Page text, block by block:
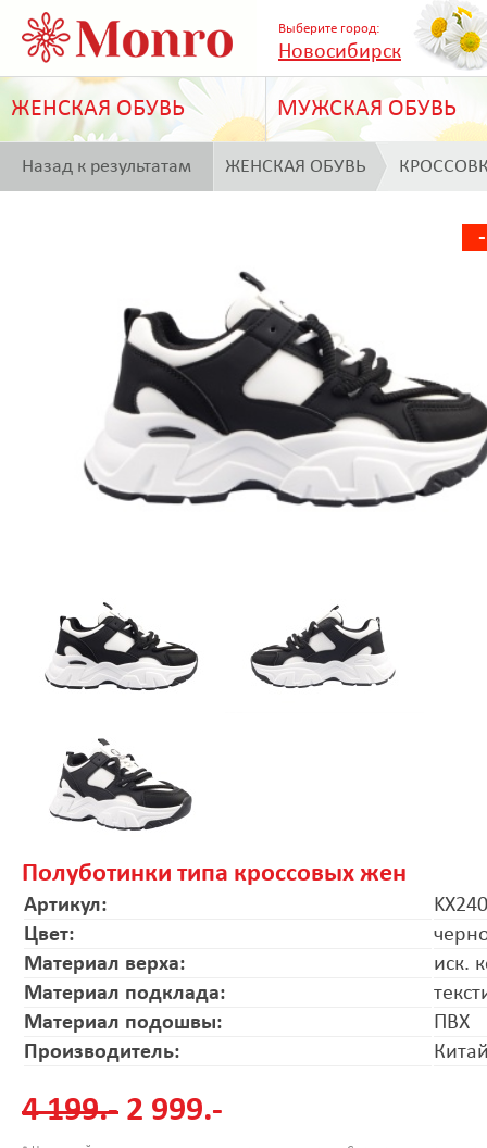
Выберите город:
Новосибирск
ЖЕНСКАЯ ОБУВЬ МУЖСКАЯ ОБУВЬ
Назад к результатам ЖЕНСКАЯ ОБУВЬ
Полуботинки типа кроссовых жен
Артикул:
Цвет:
Материал верха:
иск.
Материал подклада:
Материал подошвы:
ПВХ
Производитель:
4 199.- 2 999.-